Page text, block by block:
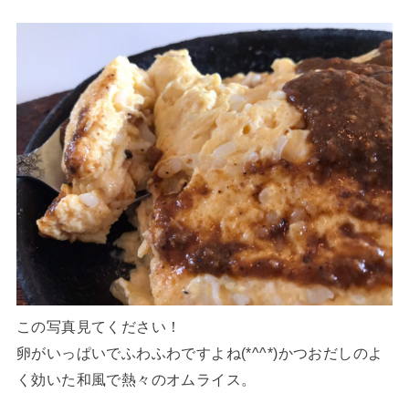
この写真見てください！
卵がいっぱいでふわふわですよね(*^^*)かつおだしのよ
く効いた和風で熱々のオムライス。